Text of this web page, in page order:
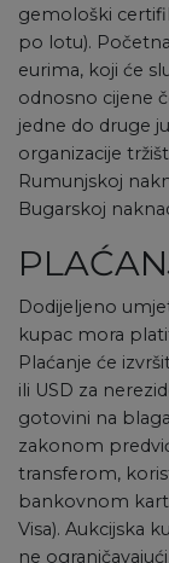
gemološki
po lotu).
eurima, koji će
odnosno cijene
jedne do druge
organizacije
Rumunjskoj
Bugarskoj
Dodijeljeno
kupac mora
Plaćanje će
ili USD za
gotovini na
zakonom
transferom,
bankovnom
Visa). Aukcijska
ne